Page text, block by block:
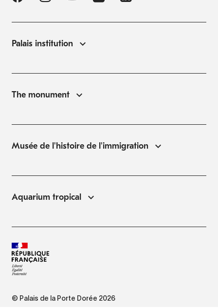
Palais institution
The monument
Musée de l'histoire de l'immigration
Aquarium tropical
© Palais de la Porte Dorée 2026